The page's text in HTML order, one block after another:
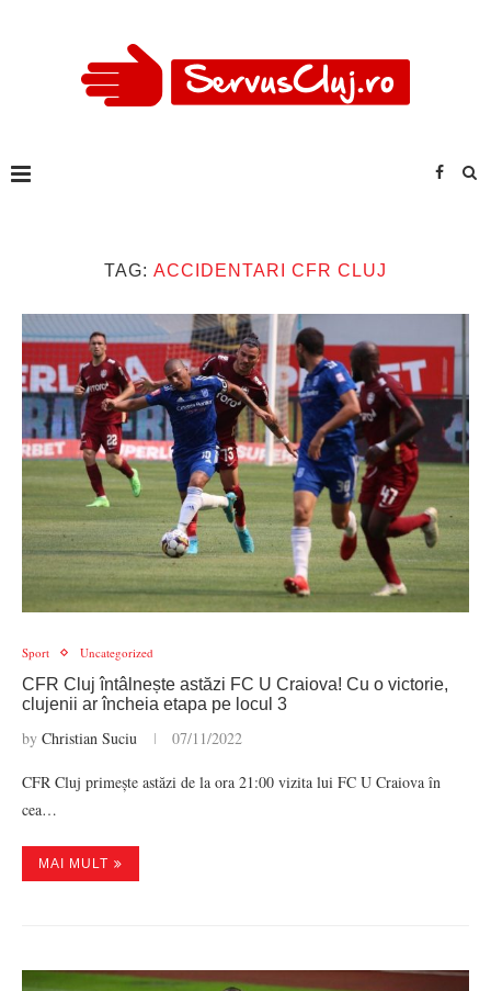
TAG: ACCIDENTARI CFR CLUJ
Sport Uncategorized
CFR Cluj întâlnește astăzi FC U Craiova! Cu o victorie,
clujenii ar încheia etapa pe locul 3
by Christian Suciu 07/11/2022
CFR Cluj primește astăzi de la ora 21:00 vizita lui FC U Craiova în
cea…
MAI MULT